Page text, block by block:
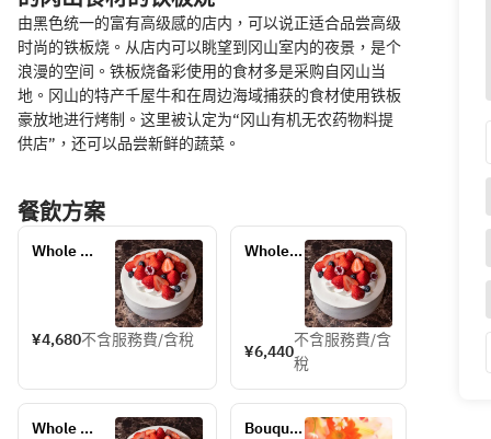
由黑色统一的富有高级感的店内，可以说正适合品尝高级
时尚的铁板烧。从店内可以眺望到冈山室内的夜景，是个
浪漫的空间。铁板烧备彩使用的食材多是采购自冈山当
地。冈山的特产千屋牛和在周边海域捕获的食材使用铁板
豪放地进行烤制。这里被认定为“冈山有机无农药物料提
供店”，还可以品尝新鲜的蔬菜。
餐飲方案
Whole
¥4,680不含服務費/含稅
Whole
cream
15㎝
¥6,440
不含服務費/含
稅
Whole
Bouquet